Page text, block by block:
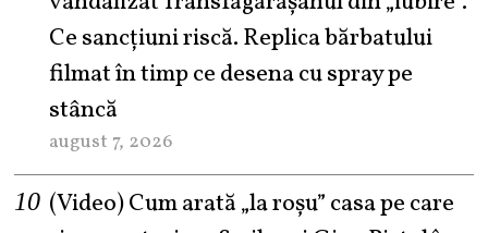
Ce sancțiuni riscă. Replica bărbatului
filmat în timp ce desena cu spray pe
stâncă
august 7, 2026
(Video) Cum arată „la roşu” casa pe care